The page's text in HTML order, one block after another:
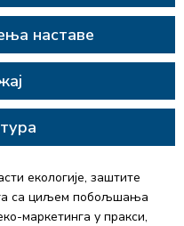
наставе
екологије, заштите
са циљем побољшања
маркетинга у пракси,